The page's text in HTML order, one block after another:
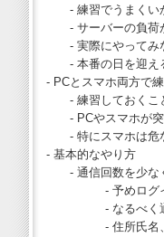
- 練習でうまくいか
- サーバーの負荷が
- 実際にやってみ
- 本番の日を迎える
- PCとスマホ両方で
- 練習しておくこと
- PCやスマホが突
- 特にスマホは危な
- 基本的なやり方
- 通信回数を少な
- 予めログインし
- なるべく通信
- 住所氏名、支払